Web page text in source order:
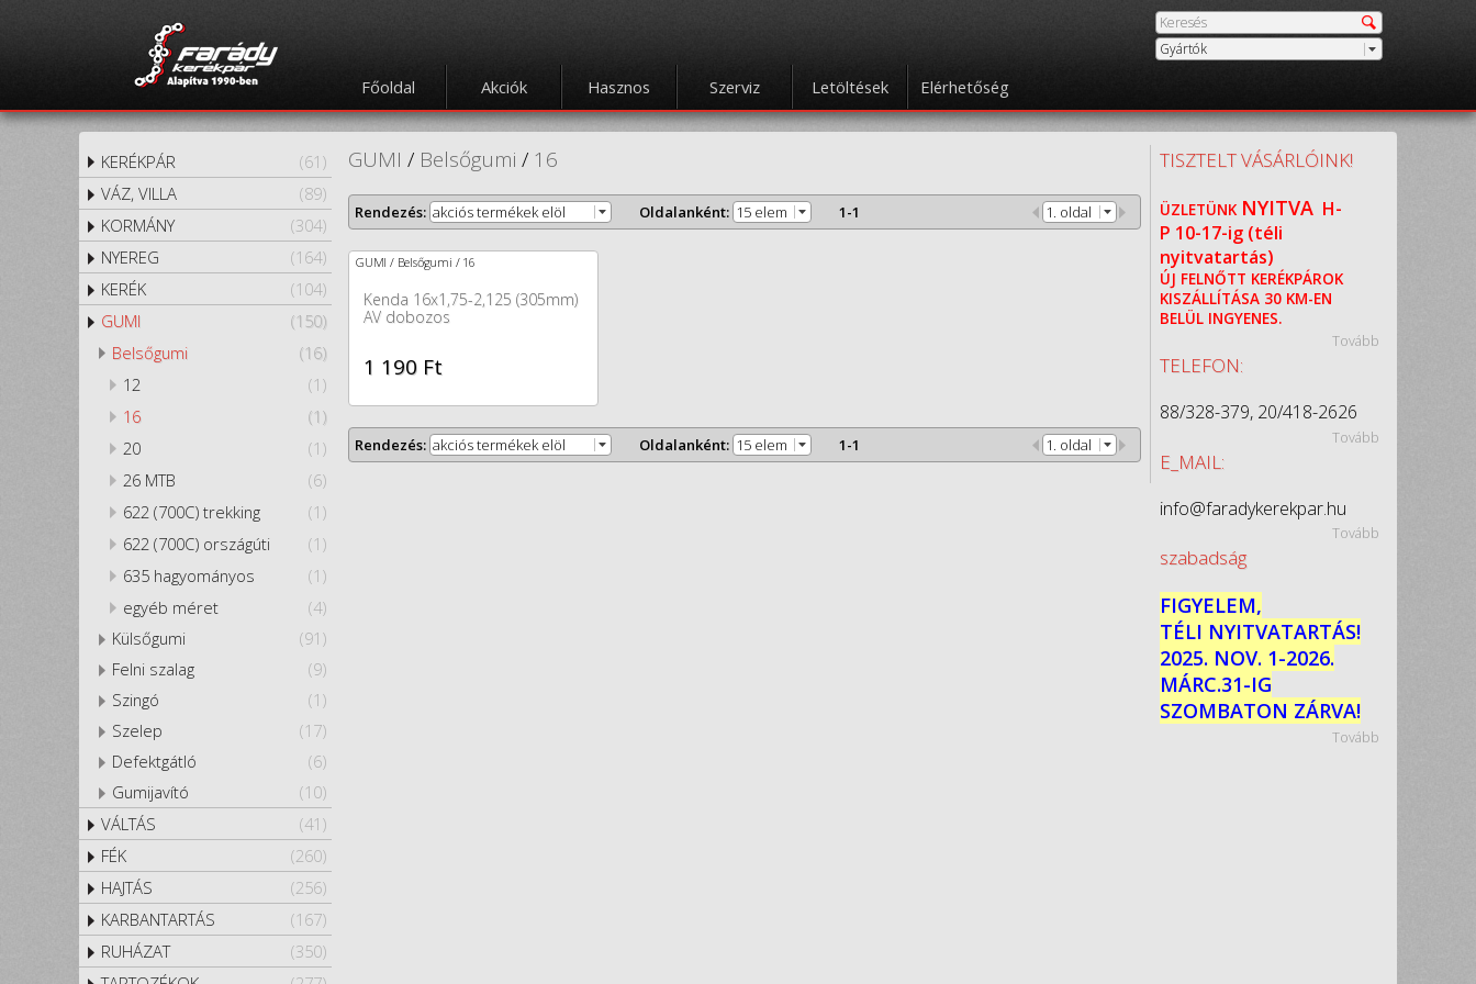
Gyártók
Főoldal Akciók Hasznos Szerviz Letöltések Elérhetőség
(61)
KERÉKPÁR
(89)
VÁZ, VILLA
(304)
KORMÁNY
(164)
NYEREG
(104)
KERÉK
(150)
GUMI
(16)
Belsőgumi
(1)
12
(1)
16
(1)
20
(6)
26 MTB
(1)
622 (700C) trekking
(1)
622 (700C) országúti
(1)
635 hagyományos
(4)
egyéb méret
(91)
Külsőgumi
(9)
Felni szalag
(1)
Szingó
(17)
Szelep
(6)
Defektgátló
(10)
Gumijavító
(41)
VÁLTÁS
(260)
FÉK
(256)
HAJTÁS
(167)
KARBANTARTÁS
(350)
RUHÁZAT
GUMI / Belsőgumi / 16
Rendezés: akciós termékek elöl Oldalanként: 15 elem 1-1 1. oldal
GUMI / Belsőgumi / 16
Kenda 16x1,75-2,125 (305mm)
AV dobozos
1 190 Ft
Rendezés: akciós termékek elöl Oldalanként: 15 elem 1-1 1. oldal
TISZTELT VÁSÁRLÓINK!
ÜZLETÜNK NYITVA H-
P 10-17-ig (téli
nyitvatartás)
ÚJ FELNŐTT KERÉKPÁROK
KISZÁLLÍTÁSA 30 KM-EN
BELÜL INGYENES.
Tovább
TELEFON:
88/328-379, 20/418-2626
Tovább
E_MAIL:
info@faradykerekpar.hu
Tovább
szabadság
FIGYELEM,
TÉLI NYITVATARTÁS!
2025. NOV. 1-2026.
MÁRC.31-IG
SZOMBATON ZÁRVA!
Tovább